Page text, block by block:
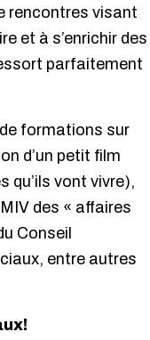
rencontres visant
et à s’enrichir des
parfaitement
de formations sur
d’un petit film
qu’ils vont vivre),
des « affaires
Conseil
entre autres